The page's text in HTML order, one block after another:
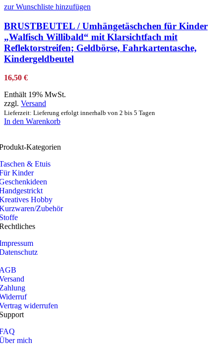
zur Wunschliste hinzufügen
BRUSTBEUTEL / Umhängetäschchen für Kinder
„Walfisch Willibald“ mit Klarsichtfach mit
Reflektorstreifen; Geldbörse, Fahrkartentasche,
Kindergeldbeutel
16,50 €
Enthält 19% MwSt.
zzgl. Versand
Lieferzeit: Lieferung erfolgt innerhalb von 2 bis 5 Tagen
In den Warenkorb
Kategorien
& Etuis
Kinder
Hobby
Zubehör
widerrufen
mich